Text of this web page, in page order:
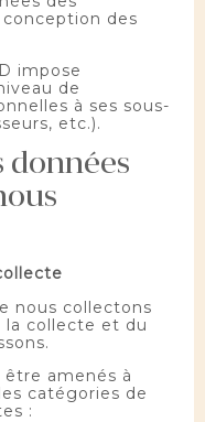
des
impose
de
à ses sous-
etc.).
données
nous collectons
collecte et du
amenés à
catégories de
: